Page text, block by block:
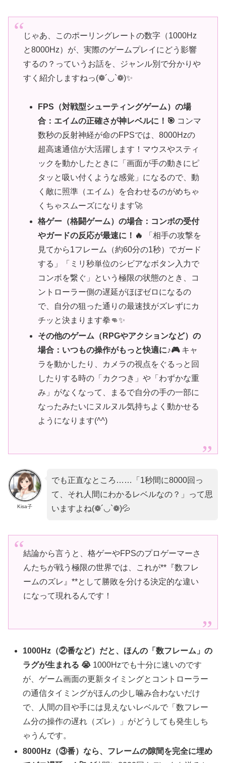
じゃあ、このポーリングレートの数字（1000Hz
と8000Hz）が、実際のゲームプレイにどう影響
するの？っていうお話を、ジャンル別で分かりや
すく紹介しますねっ(❁´◡`❁)✨
FPS（対戦型シューティングゲーム）の場
合：エイムの正確さが神レベルに！🎯 コンマ
数秒の反射神経が命のFPSでは、8000Hzの
超高速通信が大活躍します！マウスやスティ
ックを動かしたときに「画面が手の動きにピ
タッと吸い付くような感覚」になるので、動
く敵に照準（エイム）を合わせるのがめちゃ
くちゃスムーズになります🚀
格ゲー（格闘ゲーム）の場合：コンボの受付
やガードの反応が最速に！🔥
「相手の攻撃を
見てから1フレーム（約60分の1秒）でガード
する」「ミリ秒単位のシビアなボタン入力で
コンボを繋ぐ」という極限の状態のとき、コ
ントローラー側の遅延がほぼゼロになるの
で、自分の狙った通りの最速技がズレずにカ
チッと決まります拳👊✨
その他のゲーム（RPGやアクションなど）の
場合：いつもの操作がもっと快適に♪🎮キャ
ラを動かしたり、カメラの視点をぐるっと回
したりする時の「カクつき」や「わずかな重
み」がなくなって、まるで自分の手の一部に
なったみたいにヌルヌル気持ちよく動かせる
ようになります(^^)
Kisa子
でも正直なところ……「1秒間に8000回っ
て、それ人間にわかるレベルなの？」って思
いますよね(❁´◡`❁)💦
結論から言うと、格ゲーやFPSのプロゲーマーさ
んたちが戦う極限の世界では、これが**『数フレ
ームのズレ』**として勝敗を分ける決定的な違い
になって現れるんです！
1000Hz（②番など）だと、ほんの「数フレーム」の
ラグが生まれる 😭 1000Hzでも十分に速いのです
が、ゲーム画面の更新タイミングとコントローラー
の通信タイミングがほんの少し噛み合わないだけ
で、人間の目や手には見えないレベルで「数フレー
ム分の操作の遅れ（ズレ）」がどうしても発生しち
ゃうんです。
8000Hz（③番）なら、フレームの隙間を完全に埋め